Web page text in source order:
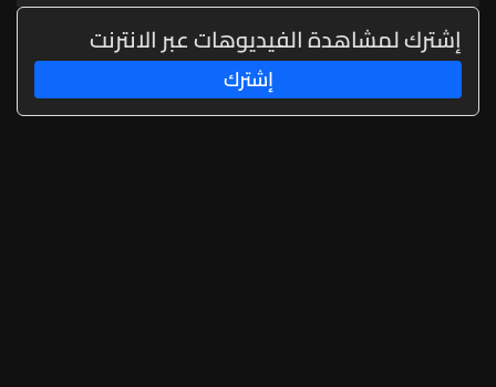
إشترك لمشاهدة الفيديوهات عبر الانترنت
إشترك